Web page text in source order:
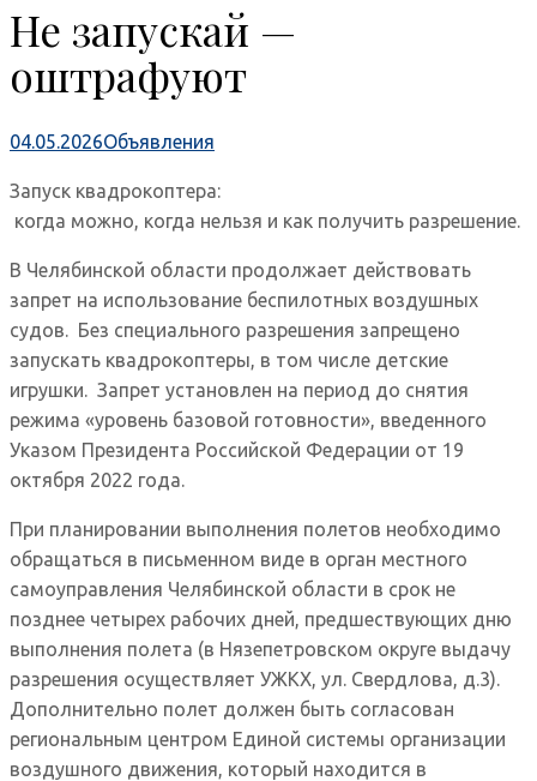
Не запускай —
оштрафуют
04.05.2026Объявления
Запуск квадрокоптера:
когда можно, когда нельзя и как получить разрешение.
В Челябинской области продолжает действовать
запрет на использование беспилотных воздушных
судов. Без специального разрешения запрещено
запускать квадрокоптеры, в том числе детские
игрушки. Запрет установлен на период до снятия
режима «уровень базовой готовности», введенного
Указом Президента Российской Федерации от 19
октября 2022 года.
При планировании выполнения полетов необходимо
обращаться в письменном виде в орган местного
самоуправления Челябинской области в срок не
позднее четырех рабочих дней, предшествующих дню
выполнения полета (в Нязепетровском округе выдачу
разрешения осуществляет УЖКХ, ул. Свердлова, д.3).
Дополнительно полет должен быть согласован
региональным центром Единой системы организации
воздушного движения, который находится в